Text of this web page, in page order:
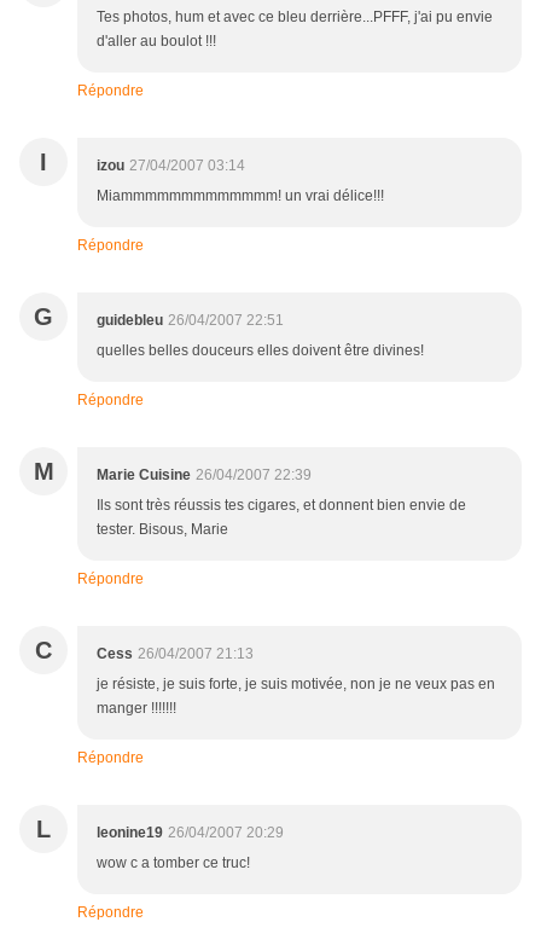
Tes photos, hum et avec ce bleu derrière...PFFF, j'ai pu envie
d'aller au boulot !!!
Répondre
I izou 27/04/2007 03:14
Miammmmmmmmmmmmm! un vrai délice!!!
Répondre
G guidebleu 26/04/2007 22:51
quelles belles douceurs elles doivent être divines!
Répondre
M Marie Cuisine 26/04/2007 22:39
Ils sont très réussis tes cigares, et donnent bien envie de
tester. Bisous, Marie
Répondre
C Cess 26/04/2007 21:13
je résiste, je suis forte, je suis motivée, non je ne veux pas en
manger !!!!!!!
Répondre
L leonine19 26/04/2007 20:29
wow c a tomber ce truc!
Répondre